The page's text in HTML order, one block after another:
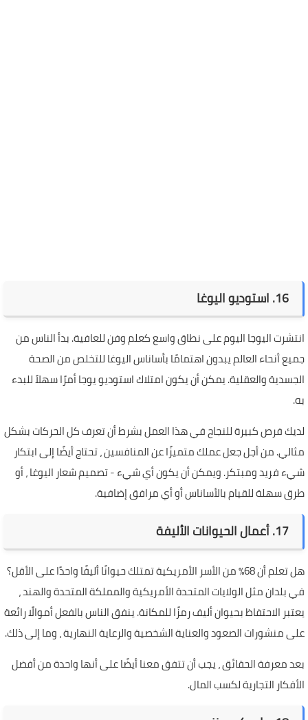
16. استوديو اليوغا
انتشرت اليوجا اليوم على نطاق واسع كعلم وفن للعافية. بدأ الناس من
جميع أنحاء العالم يبدون اهتمامًا بأساناس اليوغا للتخلص من الصحة
الجسدية والعقلية. يمكن أن يكون امتلاك استوديو يوجا أمرًا سهلاً للبدء
به.
لديك فرص كبيرة للنجاح في هذا العمل بشرط أن تعرف كل الحركات بشكل
مثالي. من أجل جعل عملك متميزًا عن المنافسين ، تحتاج أيضًا إلى ابتكار
شيء فريد ومبتكر. ويمكن أن يكون أي شيء - تصميم شعار اليوغا ، أو
طرق سهلة للقيام بالأساناس أو أي مرافق إضافية.
17. أعمال الحيوانات الأليفة
هل تعلم أن 68٪ من الأسر الأمريكية تمتلك حيوانًا أليفًا واحدًا على الأقل؟
في بلدان مثل الولايات المتحدة الأمريكية والمملكة المتحدة والهند ،
يعتبر الاحتفاظ بحيوان أليف رمزًا للمكانة. ينفق الناس بالفعل أموالًا رائعة
على منشورات الصعود والعناية الشخصية والرعاية النهارية ، وما إلى ذلك.
بعد معرفة الحقائق ، يجب أن تتفق معنا أيضًا على أنها واحدة من أفضل
الأفكار التجارية لكسب المال.